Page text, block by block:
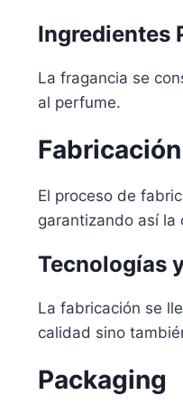
Ingredientes
La fragancia se
al perfume.
Fabricación
El proceso de
garantizando así la
Tecnologías
La fabricación se
calidad sino
Packaging